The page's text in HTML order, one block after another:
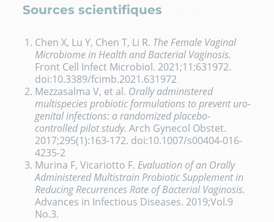
Sources scientifiques
Chen X, Lu Y, Chen T, Li R. The Female Vaginal
Microbiome in Health and Bacterial Vaginosis.
Front Cell Infect Microbiol. 2021;11:631972.
doi:10.3389/fcimb.2021.631972
Mezzasalma V, et al. Orally administered
multispecies probiotic formulations to prevent uro-
genital infections: a randomized placebo-
controlled pilot study. Arch Gynecol Obstet.
2017;295(1):163-172. doi:10.1007/s00404-016-
4235-2
Murina F, Vicariotto F. Evaluation of an Orally
Administered Multistrain Probiotic Supplement in
Reducing Recurrences Rate of Bacterial Vaginosis.
Advances in Infectious Diseases. 2019;Vol.9
No.3.